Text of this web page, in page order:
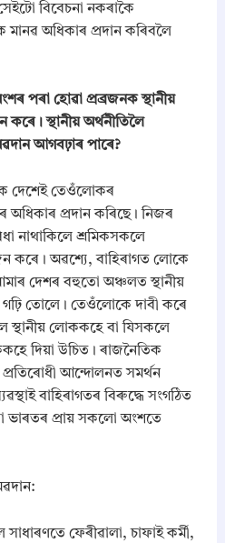
বিবেচনা নকৰাকৈ
অধিকাৰ প্ৰদান কৰিবলৈ
পৰা হোৱা প্ৰব্ৰজনক স্থানীয়
কৰে। স্থানীয় অৰ্থনীতিলৈ
আগবঢ়াৰ পাৰে?
দেশেই তেওঁলোকৰ
প্ৰদান কৰিছে। নিজৰ
নাথাকিলে শ্ৰমিকসকলে
কৰে। অৱশ্যে, বাহিৰাগত লোকে
দেশৰ বহুতো অঞ্চলত স্থানীয়
তোলে। তেওঁলোকে দাবী কৰে
স্থানীয় লোককহে বা যিসকলে
দিয়া উচিত। ৰাজনৈতিক
আন্দোলনত সমৰ্থন
বাহিৰাগতৰ বিৰুদ্ধে সংগঠিত
ভাৰতৰ প্ৰায় সকলো অংশতে
ফেৰীৱালা, চাফাই কৰ্মী,